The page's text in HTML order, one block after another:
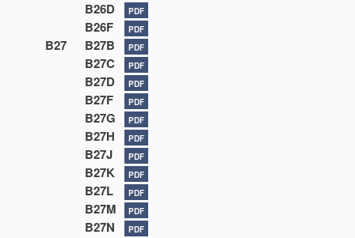
B26D PDF
B26F PDF
B27 B27B PDF
B27C PDF
B27D PDF
B27F PDF
B27G PDF
B27H PDF
B27J PDF
B27K PDF
B27L PDF
B27M PDF
B27N PDF